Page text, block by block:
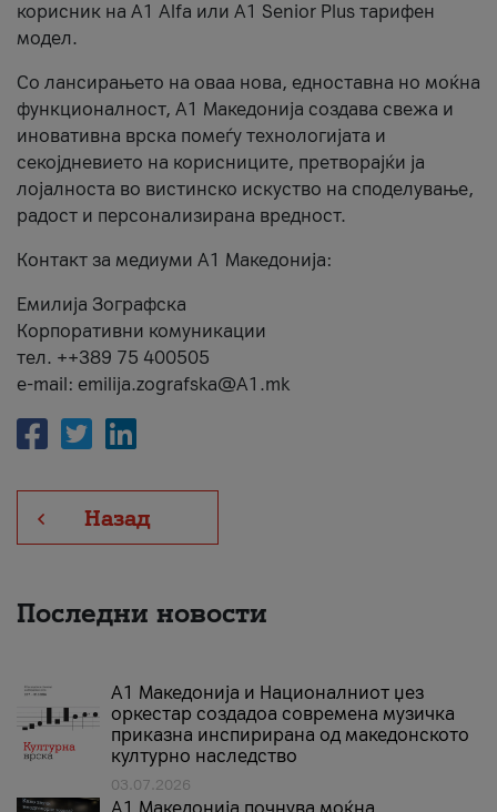
корисник на А1 Alfa или A1 Senior Plus тарифен
модел.
Со лансирањето на оваа нова, едноставна но моќна
функционалност, А1 Македонија создава свежа и
иновативна врска помеѓу технологијата и
секојдневието на корисниците, претворајќи ја
лојалноста во вистинско искуство на споделување,
радост и персонализирана вредност.
Контакт за медиуми А1 Македонија:
Емилија Зографска
Корпоративни комуникации
тел. ++389 75 400505
e-mail: emilija.zografska@A1.mk
Назад
Последни новости
А1 Македонија и Националниот џез
оркестар создадоа современа музичка
приказна инспирирана од македонското
културно наследство
03.07.2026